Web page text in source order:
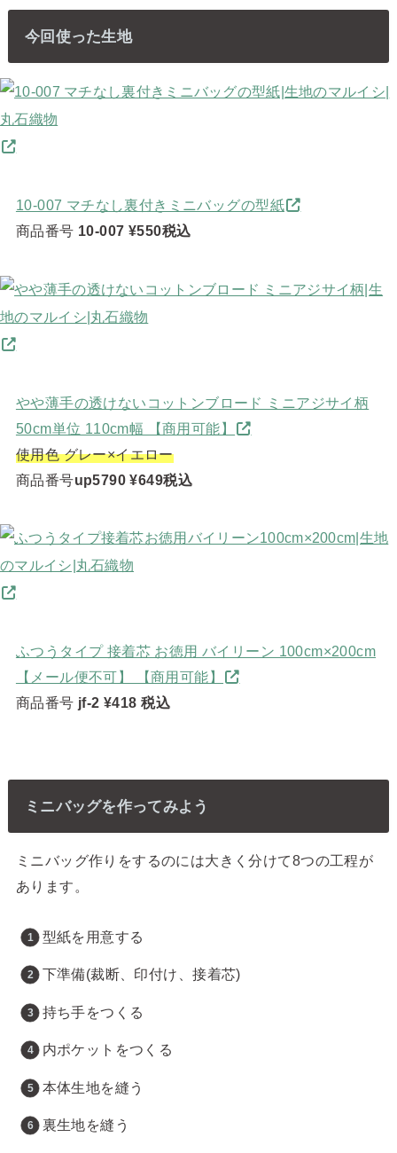
今回使った生地
10-007 マチなし裏付きミニバッグの型紙
商品番号 10-007 ¥550税込
やや薄手の透けないコットンブロード ミニアジサイ柄
50cm単位 110cm幅 【商用可能】
使用色 グレー×イエロー
商品番号up5790 ¥649税込
ふつうタイプ 接着芯 お徳用 バイリーン 100cm×200cm
【メール便不可】 【商用可能】
商品番号 jf-2 ¥418 税込
ミニバッグを作ってみよう
ミニバッグ作りをするのには大きく分けて8つの工程が
あります。
型紙を用意する
下準備(裁断、印付け、接着芯)
持ち手をつくる
内ポケットをつくる
本体生地を縫う
裏生地を縫う